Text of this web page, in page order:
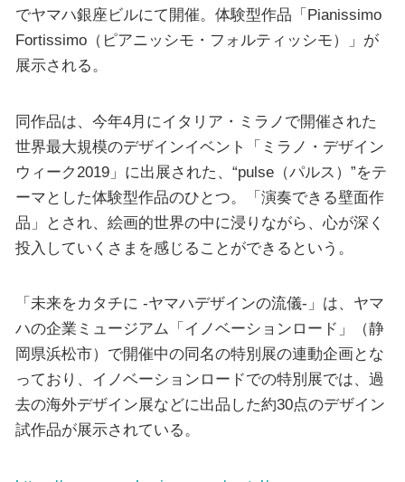
でヤマハ銀座ビルにて開催。体験型作品「Pianissimo
Fortissimo（ピアニッシモ・フォルティッシモ）」が
展示される。
同作品は、今年4月にイタリア・ミラノで開催された
世界最大規模のデザインイベント「ミラノ・デザイン
ウィーク2019」に出展された、“pulse（パルス）”をテ
ーマとした体験型作品のひとつ。「演奏できる壁面作
品」とされ、絵画的世界の中に浸りながら、心が深く
投入していくさまを感じることができるという。
「未来をカタチに -ヤマハデザインの流儀-」は、ヤマ
ハの企業ミュージアム「イノベーションロード」（静
岡県浜松市）で開催中の同名の特別展の連動企画とな
っており、イノベーションロードでの特別展では、過
去の海外デザイン展などに出品した約30点のデザイン
試作品が展示されている。